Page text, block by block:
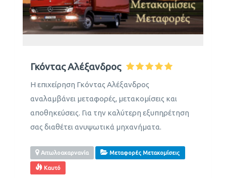
Γκόντας Αλέξανδρος
Η επιχείρηση Γκόντας Αλέξανδρος
αναλαμβάνει μεταφορές, μετακομίσεις και
αποθηκεύσεις. Για την καλύτερη εξυπηρέτηση
σας διαθέτει ανυψωτικά μηχανήματα.
Αιτωλοακαρνανία Μεταφορές Μετακομίσεις
Καυτό